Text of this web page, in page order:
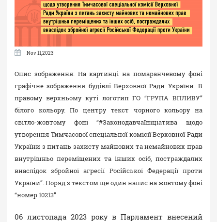
Nov 11,2023
Опис зображення: На картинці на помаранчевому фоні
графічне зображення будівлі Верховної Ради України. В
правому верхньому куті логотип ГО “ГРУПА ВПЛИВУ”
білого кольору. По центру текст чорного кольору на
світло-жовтому фоні “#ЗаконодавчаІніціатива щодо
утворення Тимчасової спеціальної комісії Верховної Ради
України з питань захисту майнових та немайнових прав
внутрішньо переміщених та інших осіб, постраждалих
внаслідок збройної агресії Російської Федерації проти
України”. Поряд з текстом ще один напис на жовтому фоні
“номер 10213”
06 листопада 2023 року в Парламент внесений